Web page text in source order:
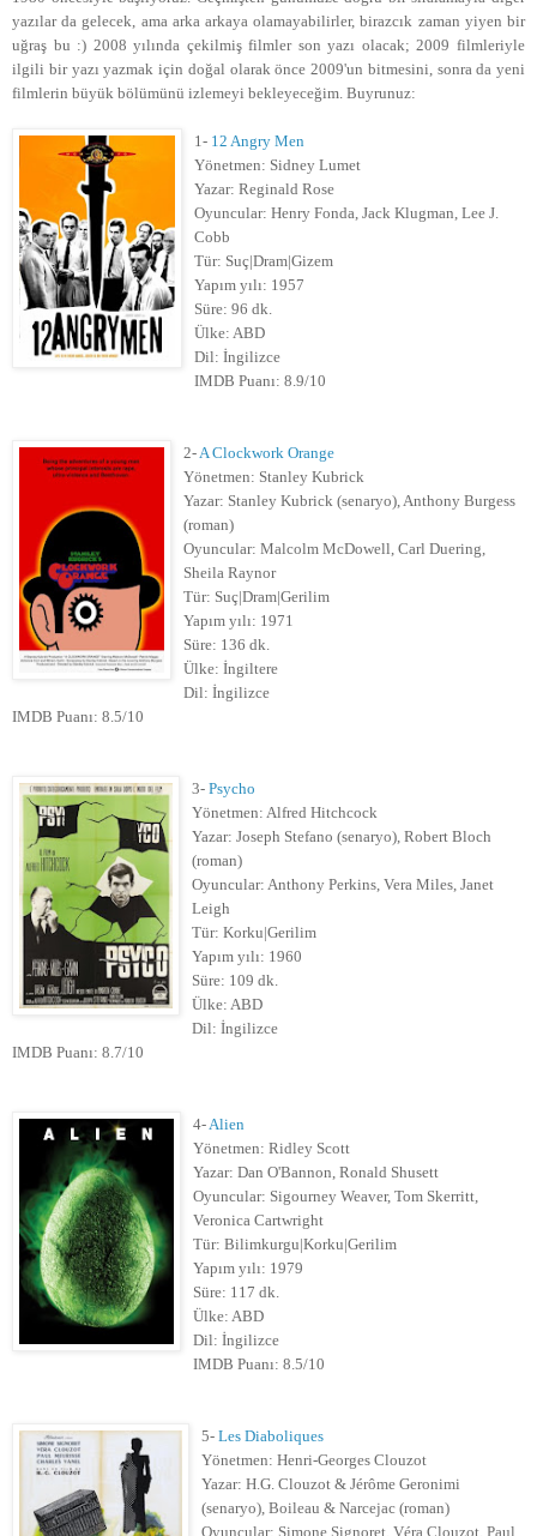
yazılar da gelecek, ama arka arkaya olamayabilirler, birazcık zaman yiyen bir
uğraş bu :) 2008 yılında çekilmiş filmler son yazı olacak; 2009 filmleriyle
ilgili bir yazı yazmak için doğal olarak önce 2009'un bitmesini, sonra da yeni
filmlerin büyük bölümünü izlemeyi bekleyeceğim. Buyrunuz:
1- 12 Angry Men
Yönetmen: Sidney Lumet
Yazar: Reginald Rose
Oyuncular: Henry Fonda, Jack Klugman, Lee J.
Cobb
Tür: Suç|Dram|Gizem
Yapım yılı: 1957
Süre: 96 dk.
Ülke: ABD
Dil: İngilizce
IMDB Puanı: 8.9/10
2- A Clockwork Orange
Yönetmen: Stanley Kubrick
Yazar: Stanley Kubrick (senaryo), Anthony Burgess
(roman)
Oyuncular: Malcolm McDowell, Carl Duering,
Sheila Raynor
Tür: Suç|Dram|Gerilim
Yapım yılı: 1971
Süre: 136 dk.
Ülke: İngiltere
Dil: İngilizce
IMDB Puanı: 8.5/10
3- Psycho
Yönetmen: Alfred Hitchcock
Yazar: Joseph Stefano (senaryo), Robert Bloch
(roman)
Oyuncular: Anthony Perkins, Vera Miles, Janet
Leigh
Tür: Korku|Gerilim
Yapım yılı: 1960
Süre: 109 dk.
Ülke: ABD
Dil: İngilizce
IMDB Puanı: 8.7/10
4- Alien
Yönetmen: Ridley Scott
Yazar: Dan O'Bannon, Ronald Shusett
Oyuncular: Sigourney Weaver, Tom Skerritt,
Veronica Cartwright
Tür: Bilimkurgu|Korku|Gerilim
Yapım yılı: 1979
Süre: 117 dk.
Ülke: ABD
Dil: İngilizce
IMDB Puanı: 8.5/10
5- Les Diaboliques
Yönetmen: Henri-Georges Clouzot
Yazar: H.G. Clouzot & Jérôme Geronimi
(senaryo), Boileau & Narcejac (roman)
Oyuncular: Simone Signoret, Véra Clouzot, Paul